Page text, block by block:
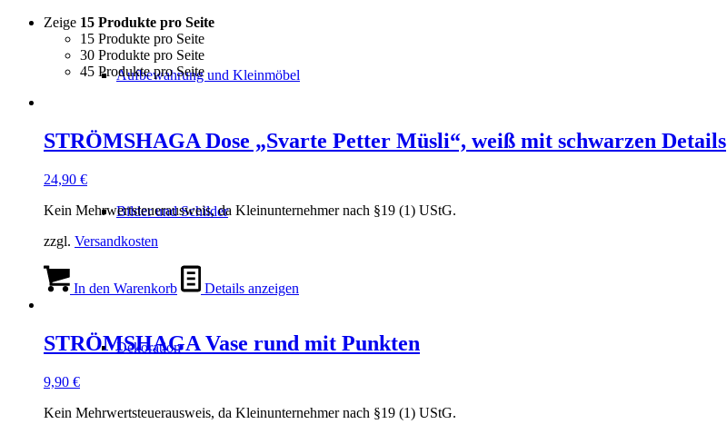
Aufbewahrung und Kleinmöbel
Bilder und Schilder
Dekoration
Zeige 15 Produkte pro Seite
15 Produkte pro Seite
30 Produkte pro Seite
45 Produkte pro Seite
STRÖMSHAGA Dose „Svarte Petter Müsli“, weiß mit schwarzen Details
24,90 €
Kein Mehrwertsteuerausweis, da Kleinunternehmer nach §19 (1) UStG.
zzgl. Versandkosten
In den Warenkorb Details anzeigen
STRÖMSHAGA Vase rund mit Punkten
9,90 €
Kein Mehrwertsteuerausweis, da Kleinunternehmer nach §19 (1) UStG.